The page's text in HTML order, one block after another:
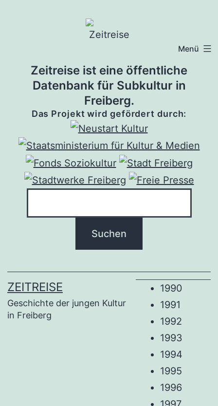
Menü
Zeitreise ist eine öffentliche
Datenbank für Subkultur in
Freiberg.
Das Projekt wird gefördert durch:
ZEITREISE
Geschichte der jungen Kultur
in Freiberg
1990
1991
1992
1993
1994
1995
1996